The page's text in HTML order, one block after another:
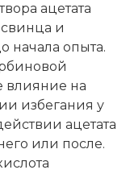
ацетата
свинца и
начала опыта.
влияние на
избегания у
ацетата
или после.